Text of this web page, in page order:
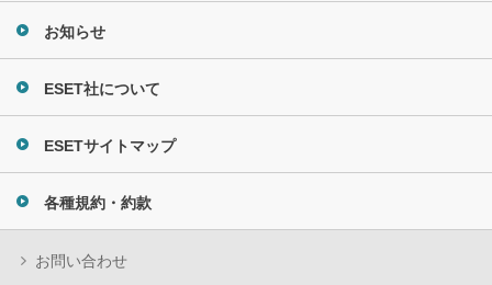
お知らせ
ESET社について
ESETサイトマップ
各種規約・約款
お問い合わせ